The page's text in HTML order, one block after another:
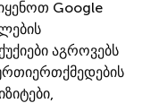
Google
აგროვებს